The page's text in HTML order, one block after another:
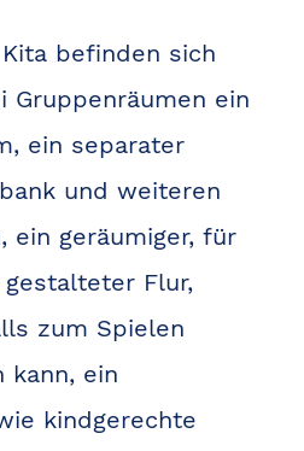
befinden sich
Gruppenräumen ein
ein separater
und weiteren
ein geräumiger, für
Flur,
zum Spielen
kann, ein
kindgerechte